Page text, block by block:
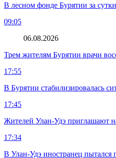
В лесном фонде Бурятии за
09:05
06.08.2026
Трем жителям Бурятии врачи
17:55
В Бурятии стабилизировалась
17:45
Жителей Улан-Удэ приглашают
17:34
В Улан-Удэ иностранец пытался